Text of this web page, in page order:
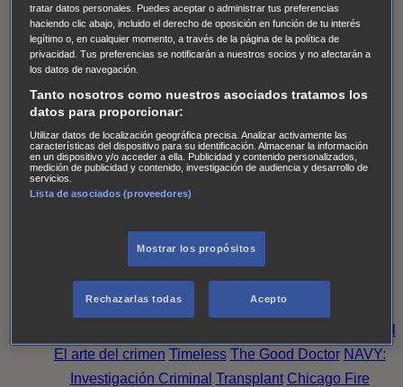
NCIS: Nueva Orleans Pandora En fuera de juego
The Shield: Al margen de la ley Duplicated Preacher
The Killing Kind Intersecciones DOC Bite Club
Circuito cerrado
Alert: Unidad
de personas desaparecidas
Ladrón de guante blanco Hannibal Daños y Perjuicios
AXN Masters of Sex Three PinesAccused Carter
Nevers
Magpie Murders Blindspot Coyote
Reckoning: Ajuste de Cuentas
Noche Wild Bill Mentes Criminales Candice Renoir
Absentia Harrow Bulletproof Annika Lincoln Rhyme:
El arte del crimen Timeless The Good Doctor NAVY:
Investigación Criminal Transplant Chicago Fire
tratar datos personales. Puedes aceptar o administrar tus preferencias
haciendo clic abajo, incluido el derecho de oposición en función de tu interés
legítimo o, en cualquier momento, a través de la página de la política de
privacidad. Tus preferencias se notificarán a nuestros socios y no afectarán a
los datos de navegación.
Tanto nosotros como nuestros asociados tratamos los
datos para proporcionar:
Utilizar datos de localización geográfica precisa. Analizar activamente las
características del dispositivo para su identificación. Almacenar la información
en un dispositivo y/o acceder a ella. Publicidad y contenido personalizados,
medición de publicidad y contenido, investigación de audiencia y desarrollo de
servicios.
Lista de asociados (proveedores)
Mostrar los propósitos
Rechazarlas todas Acepto